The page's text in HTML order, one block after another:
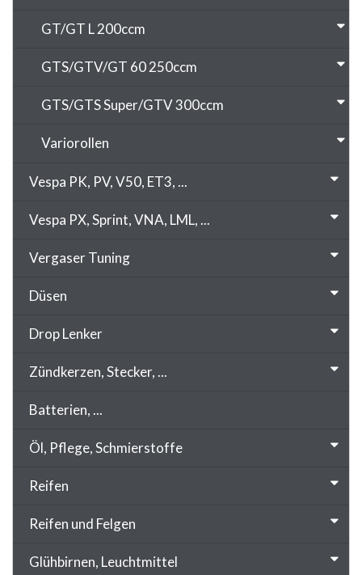
GT/GT L 200ccm
GTS/GTV/GT 60 250ccm
GTS/GTS Super/GTV 300ccm
Variorollen
Vespa PK, PV, V50, ET3, ...
Vespa PX, Sprint, VNA, LML, ...
Vergaser Tuning
Düsen
Drop Lenker
Zündkerzen, Stecker, ...
Batterien, ...
Öl, Pflege, Schmierstoffe
Reifen
Reifen und Felgen
Glühbirnen, Leuchtmittel